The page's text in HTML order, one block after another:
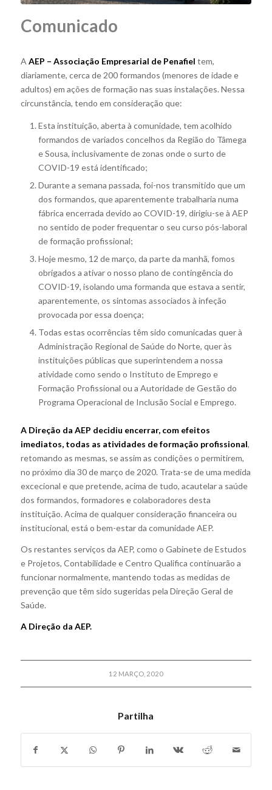
Comunicado
A AEP – Associação Empresarial de Penafiel tem,
diariamente, cerca de 200 formandos (menores de idade e
adultos) em ações de formação nas suas instalações. Nessa
circunstância, tendo em consideração que:
Esta instituição, aberta à comunidade, tem acolhido
formandos de variados concelhos da Região do Tâmega
e Sousa, inclusivamente de zonas onde o surto de
COVID-19 está identificado;
Durante a semana passada, foi-nos transmitido que um
dos formandos, que aparentemente trabalharia numa
fábrica encerrada devido ao COVID-19, dirigiu-se à AEP
no sentido de poder frequentar o seu curso pós-laboral
de formação profissional;
Hoje mesmo, 12 de março, da parte da manhã, fomos
obrigados a ativar o nosso plano de contingência do
COVID-19, isolando uma formanda que estava a sentir,
aparentemente, os sintomas associados à infeção
provocada por essa doença;
Todas estas ocorrências têm sido comunicadas quer à
Administração Regional de Saúde do Norte, quer às
instituições públicas que superintendem a nossa
atividade como sendo o Instituto de Emprego e
Formação Profissional ou a Autoridade de Gestão do
Programa Operacional de Inclusão Social e Emprego.
A Direção da AEP decidiu encerrar, com efeitos
imediatos, todas as atividades de formação profissional,
retomando as mesmas, se assim as condições o permitirem,
no próximo dia 30 de março de 2020. Trata-se de uma medida
excecional e que pretende, acima de tudo, acautelar a saúde
dos formandos, formadores e colaboradores desta
instituição. Acima de qualquer consideração financeira ou
institucional, está o bem-estar da comunidade AEP.
Os restantes serviços da AEP, como o Gabinete de Estudos
e Projetos, Contabilidade e Centro Qualifica continuarão a
funcionar normalmente, mantendo todas as medidas de
prevenção que têm sido sugeridas pela Direção Geral de
Saúde.
A Direção da AEP.
12 MARÇO, 2020
Partilha